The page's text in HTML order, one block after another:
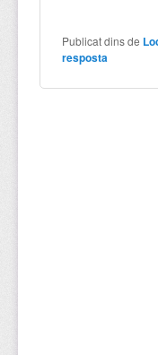
Publicat dins de
resposta